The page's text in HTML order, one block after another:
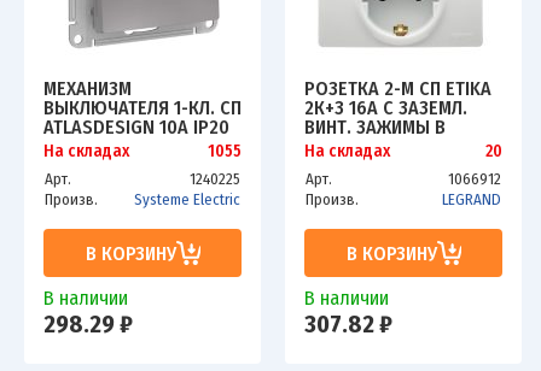
МЕХАНИЗМ
ВЫКЛЮЧАТЕЛЯ 1-КЛ. СП
ATLASDESIGN 10А IP20
(СХ. 1) 10AX АЛЮМ.
SCHE ATN000311
На складах 1055
Арт.
1240225
Произв.
Systeme Electric
В КОРЗИНУ
В наличии
298.29 ₽
РОЗЕТКА 2-М СП ETIKA
2К+З 16А С ЗАЗЕМЛ.
ВИНТ. ЗАЖИМЫ В
СБОРЕ БЕЛ. LEG 672223
На складах 20
Арт.
1066912
Произв.
LEGRAND
В КОРЗИНУ
В наличии
307.82 ₽